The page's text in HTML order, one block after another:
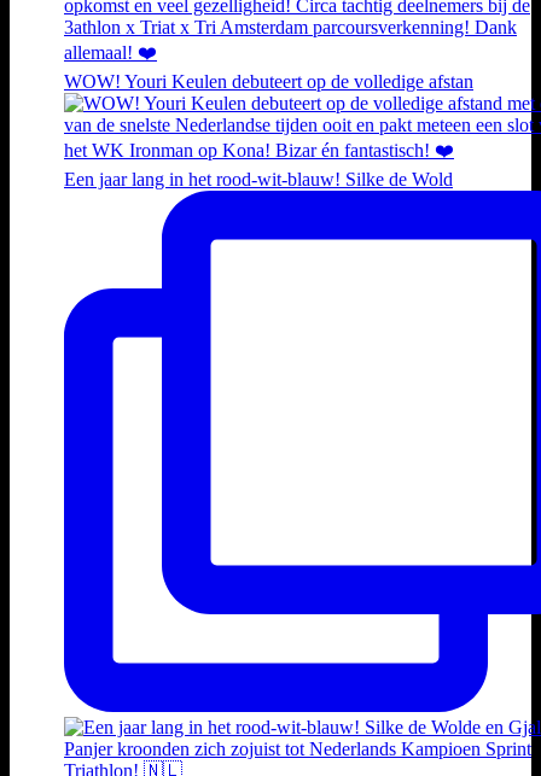
WOW! Youri Keulen debuteert op de volledige afstan
Een jaar lang in het rood-wit-blauw! Silke de Wold